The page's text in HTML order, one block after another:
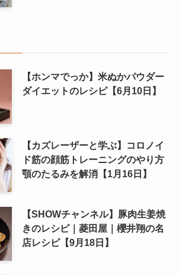
【ホンマでっか】米ぬかパウダー
ダイエットのレシピ【6月10日】
【カズレーザーと学ぶ】コロノイ
ド筋の顔筋トレーニングのやり方
顎のたるみを解消【1月16日】
【SHOWチャンネル】豚肉生姜焼
きのレシピ｜菱田屋｜櫻井翔の名
店レシピ【9月18日】